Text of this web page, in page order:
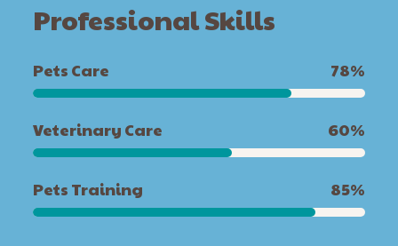
Professional Skills
Pets Care 78%
Veterinary Care 60%
Pets Training 85%